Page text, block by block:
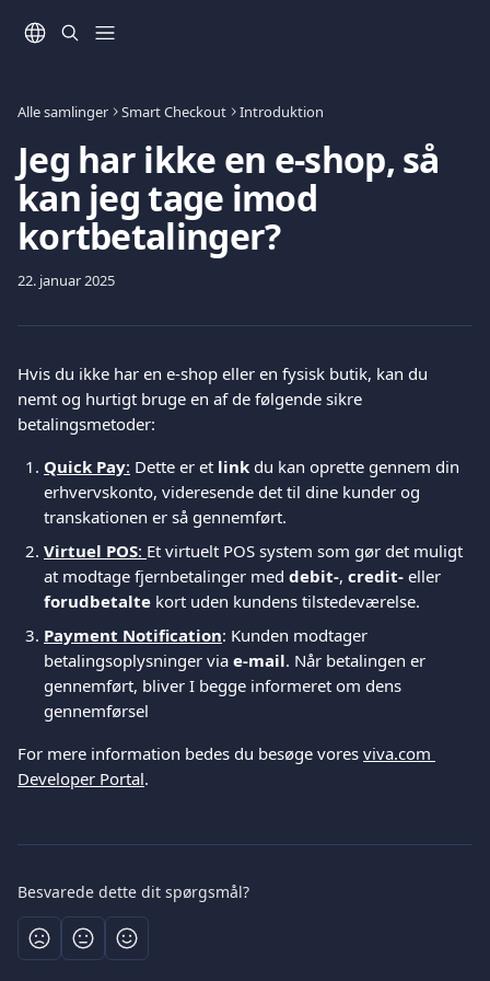
Alle samlinger Smart Checkout Introduktion
Jeg har ikke en e-shop, så
kan jeg tage imod
kortbetalinger?
22. januar 2025
Hvis du ikke har en e-shop eller en fysisk butik, kan du
nemt og hurtigt bruge en af de følgende sikre
betalingsmetoder:
Quick Pay: Dette er et link du kan oprette gennem din
erhvervskonto, videresende det til dine kunder og
transkationen er så gennemført.
Virtuel POS: Et virtuelt POS system som gør det muligt
at modtage fjernbetalinger med debit-, credit- eller
forudbetalte kort uden kundens tilstedeværelse.
Payment Notification: Kunden modtager
betalingsoplysninger via e-mail. Når betalingen er
gennemført, bliver I begge informeret om dens
gennemførsel
For mere information bedes du besøge vores viva.com
Developer Portal.
Besvarede dette dit spørgsmål?